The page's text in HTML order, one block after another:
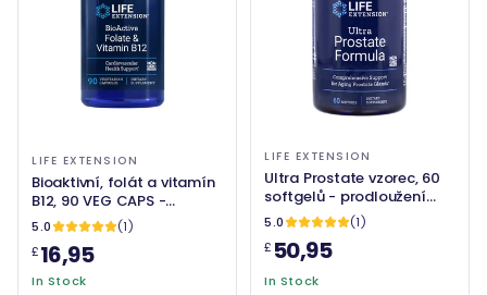
LIFE EXTENSION
Bioaktivní, folát a vitamín
B12, 90 VEG CAPS -
prodloužení života
5.0
(1)
£16,95
In Stock
LIFE EXTENSION
Ultra Prostate vzorec, 60
softgelů - prodloužení
života
5.0
(1)
£ 50,95
In Stock